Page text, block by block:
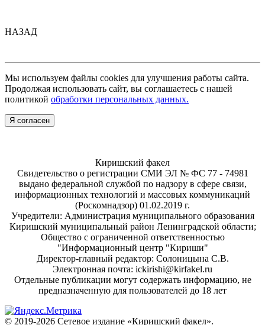
НАЗАД
Мы используем файлы cookies для улучшения работы сайта.
Продолжая использовать сайт, вы соглашаетесь с нашей
политикой обработки персональных данных.
Я согласен
Киришский факел
Свидетельство о регистрации СМИ ЭЛ № ФС 77 - 74981
выдано федеральной службой по надзору в сфере связи,
информационных технологий и массовых коммуникаций
(Роскомнадзор) 01.02.2019 г.
Учредители: Администрация муниципального образования
Киришский муниципальный район Ленинградской области;
Общество с ограниченной ответственностью
"Информационный центр "Кириши"
Директор-главный редактор: Солоницына С.В.
Электронная почта: ickirishi@kirfakel.ru
Отдельные публикации могут содержать информацию, не
предназначенную для пользователей до 18 лет
© 2019-2026 Сетевое издание «Киришский факел».